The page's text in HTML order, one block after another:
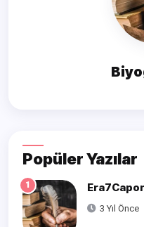
Popüler Yazılar
1
3 Yıl Önce